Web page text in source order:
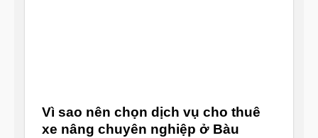
Vì sao nên chọn dịch vụ cho thuê
xe nâng chuyên nghiệp ở Bàu